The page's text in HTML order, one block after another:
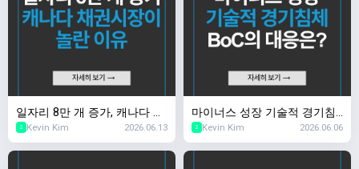
일자리 8만 개 증가, 캐나다 채
권시장이 놀란 이유
2 Kevin Kim 2026.06.13
마이너스 성장 기술적 경기침
체, BoC의 대응은?
2 Kevin Kim 2026.06.06